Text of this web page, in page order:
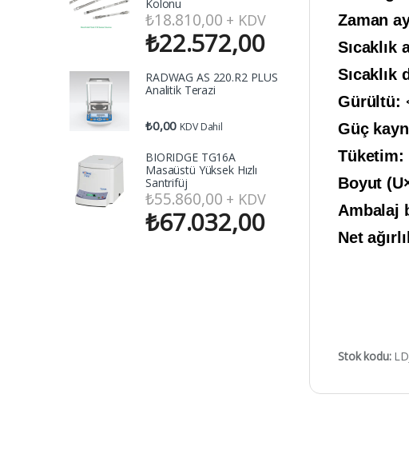
Zaman
Sıcaklık
Gürültü:
Güç
Tüketim:
Boyut
Ambalaj
Net
Stok kodu:
Kolonu
₺18.810,00 + KDV
₺22.572,00
RADWAG AS 220.R2 PLUS
Analitik Terazi
₺0,00 KDV Dahil
BIORIDGE TG16A
Masaüstü Yüksek Hızlı
Santrifüj
₺55.860,00 + KDV
₺67.032,00